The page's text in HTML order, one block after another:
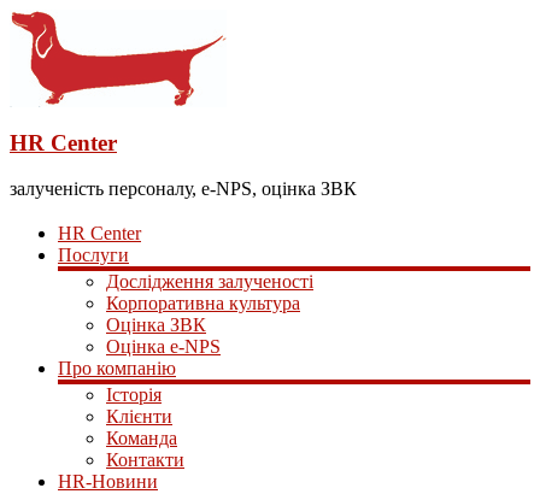
HR Center
залученість персоналу, e-NPS, оцінка ЗВК
HR Center
Послуги
Дослідження залученості
Корпоративна культура
Оцінка ЗВК
Оцінка e-NPS
Про компанію
Історія
Клієнти
Команда
Контакти
HR-Новини